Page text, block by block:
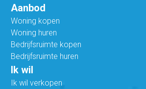
Aanbod
Woning kopen
Woning huren
Bedrijfsruimte kopen
Bedrijfsruimte huren
Ik wil
Ik wil verkopen